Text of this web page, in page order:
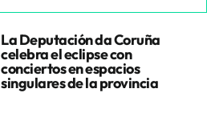
La Deputación da Coruña
celebra el eclipse con
conciertos en espacios
singulares de la provincia